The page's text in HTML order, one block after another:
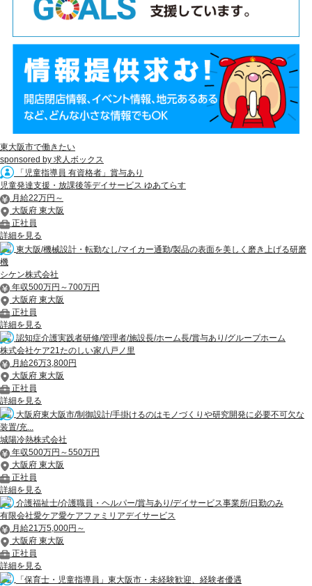
東大阪市で働きたい
sponsored by 求人ボックス
「児童指導員 有資格者」賞与あり
児童発達支援・放課後等デイサービス ゆあてらす
月給22万円～
大阪府 東大阪
正社員
詳細を見る
東大阪/機械設計・転勤なし/マイカー通勤/製品の表面を美しく磨き上げる研磨
機
シケン株式会社
年収500万円～700万円
大阪府 東大阪
正社員
詳細を見る
認知症介護実践者研修/管理者/施設長/ホーム長/賞与あり/グループホーム
株式会社ケア21たのしい家八戸ノ里
月給26万3,800円
大阪府 東大阪
正社員
詳細を見る
大阪府東大阪市/制御設計/手掛けるのはモノづくりや研究開発に必要不可欠な
装置/充...
城陽冷熱株式会社
年収500万円～550万円
大阪府 東大阪
正社員
詳細を見る
介護福祉士/介護職員・ヘルパー/賞与あり/デイサービス事業所/日勤のみ
有限会社愛ケア愛ケアファミリアデイサービス
月給21万5,000円～
大阪府 東大阪
正社員
詳細を見る
「保育士・児童指導員」東大阪市・未経験歓迎、経験者優遇